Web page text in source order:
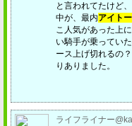
と言われてたけど
中が、最内アイト
こ人気があった上
い騎手が乗ってい
ース上げ切れるの
りありました。
ライフライナー